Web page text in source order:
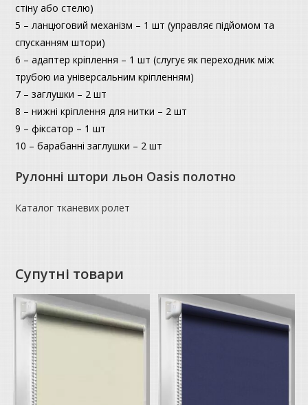
стіну або стелю)
5 – ланцюговий механізм – 1 шт (управляє підйомом та
спусканням штори)
6 – адаптер кріплення – 1 шт (слугує як переходник між
трубою иа універсальним кріпленням)
7 – заглушки – 2 шт
8 – нижні кріплення для нитки – 2 шт
9 – фіксатор – 1 шт
10 – барабанні заглушки – 2 шт
Рулонні штори льон Oasis полотно
Каталог тканевих ролет
Супутні товари